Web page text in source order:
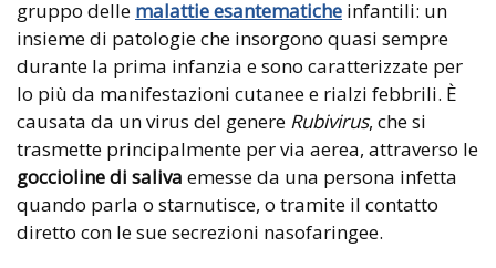
gruppo delle malattie esantematiche infantili: un
insieme di patologie che insorgono quasi sempre
durante la prima infanzia e sono caratterizzate per
lo più da manifestazioni cutanee e rialzi febbrili. È
causata da un virus del genere Rubivirus, che si
trasmette principalmente per via aerea, attraverso le
goccioline di saliva emesse da una persona infetta
quando parla o starnutisce, o tramite il contatto
diretto con le sue secrezioni nasofaringee.